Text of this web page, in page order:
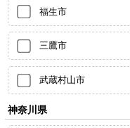
福生市
三鷹市
武蔵村山市
神奈川県